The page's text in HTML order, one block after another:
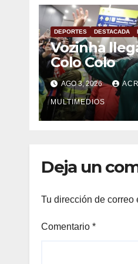
DEPORTES DESTACADA
Vozinha
Colo Colo
AGO 3, 2026
MULTIMEDIOS
Deja un
Tu dirección de correo
Comentario *